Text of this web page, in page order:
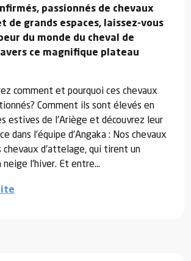
passionnés de chevaux
de grands espaces, laissez-vous
du monde du cheval de
ce magnifique plateau
comment et pourquoi ces chevaux
Comment ils sont élevés en
estives de l'Ariège et découvrez leur
dans l'équipe d'Angaka : Nos chevaux
chevaux d'attelage, qui tirent un
neige l'hiver. Et entre...